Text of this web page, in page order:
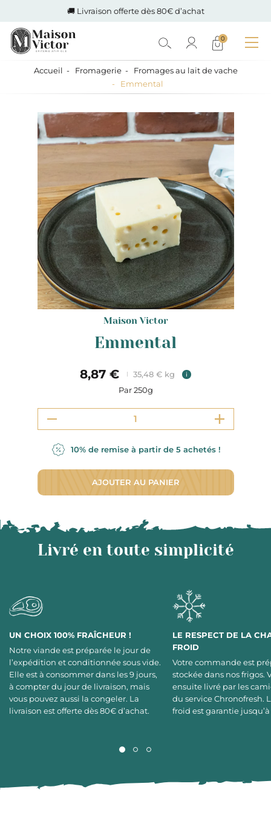
🚚 Livraison offerte dès 80€ d’achat
0
Accueil Fromagerie
Fromages au lait de vache
Emmental
Maison Victor
Emmental
8,87 € 35,48 € kg i
Par 250g
10% de remise à partir de 5 achetés !
AJOUTER AU PANIER
Livré en toute simplicité
UN CHOIX 100% FRAÎCHEUR !
Notre viande est préparée le jour de
l’expédition et conditionnée sous vide.
Elle est à consommer dans les 9 jours,
à compter du jour de livraison, mais
vous pouvez aussi la congeler. La
livraison est offerte dès 80€ d’achat.
LE RESPECT DE LA
FROID
Votre commande est
stockée dans nos frigos.
ensuite livré par les
du service Chronofresh.
froid est garantie